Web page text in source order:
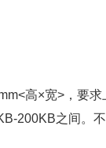
高×宽>，要
200KB之间。